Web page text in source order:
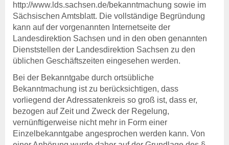
http://www.lds.sachsen.de/bekanntmachung sowie im
Sächsischen Amtsblatt. Die vollständige Begründung
kann auf der vorgenannten Internetseite der
Landesdirektion Sachsen und in den oben genannten
Dienststellen der Landesdirektion Sachsen zu den
üblichen Geschäftszeiten eingesehen werden.
Bei der Bekanntgabe durch ortsübliche
Bekanntmachung ist zu berücksichtigen, dass
vorliegend der Adressatenkreis so groß ist, dass er,
bezogen auf Zeit und Zweck der Regelung,
vernünftigerweise nicht mehr in Form einer
Einzelbekanntgabe angesprochen werden kann. Von